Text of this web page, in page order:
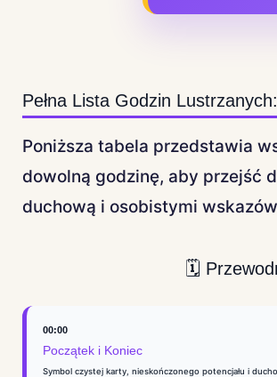
Pełna Lista Godzin
Poniższa tabela przedstawia
dowolną godzinę, aby przejść
duchową i osobistymi
🗓️
00:00
Początek i Koniec
Symbol czystej karty, nieskończonego potencjału i